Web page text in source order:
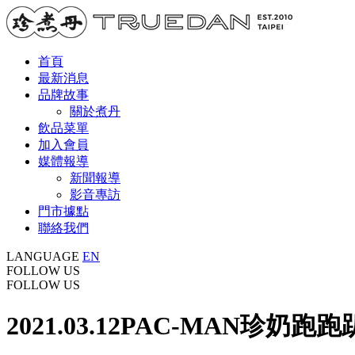
首頁
最新消息
品牌故事
關於煮丹
飲品菜單
加入會員
媒體報導
新聞報導
影音專訪
門市據點
聯絡我們
LANGUAGE EN
FOLLOW US
FOLLOW US
2021.03.12PAC-MAN珍奶跑跑